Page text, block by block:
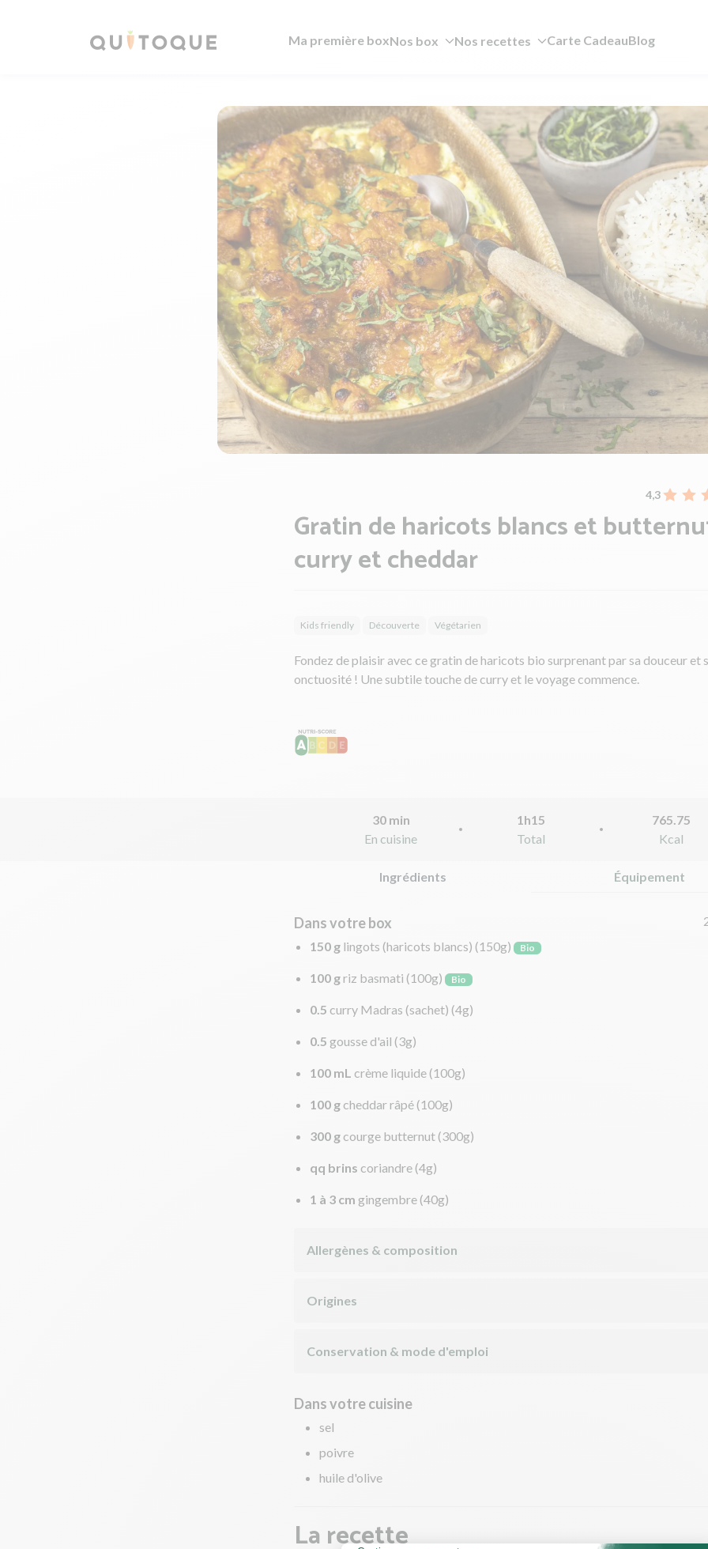
Ma première boxNos box Nos recettes Carte CadeauBlog
4,3
Gratin de haricots blancs et
curry et cheddar
Kids friendly Découverte Végétarien
Fondez de plaisir avec ce gratin de haricots bio surprenant par sa douceur et
onctuosité ! Une subtile touche de curry et le voyage commence.
30 min
En cuisine
1h15
Total
765.75
Kcal
Ingrédients Équipement
Dans votre box
150 g lingots (haricots blancs) (150g) Bio
100 griz basmati (100g) Bio
0.5 curry Madras (sachet) (4g)
0.5 gousse d'ail (3g)
100 mL crème liquide (100g)
100 g cheddar râpé (100g)
300 g courge butternut (300g)
qq brins coriandre (4g)
1 à 3 cm gingembre (40g)
Allergènes & composition
Origines
Conservation & mode d'emploi
Dans votre cuisine
sel
poivre
huile d'olive
La recette